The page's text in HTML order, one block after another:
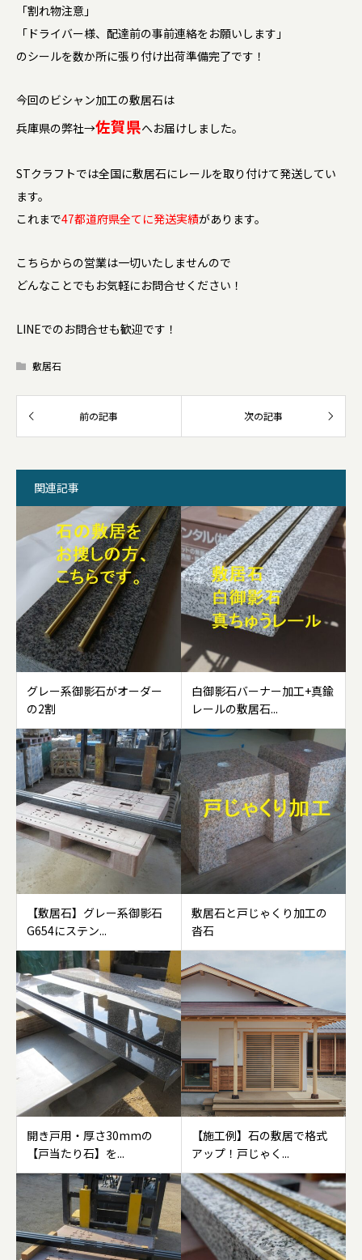
「割れ物注意」
「ドライバー様、配達前の事前連絡をお願いします」
のシールを数か所に張り付け出荷準備完了です！
今回のビシャン加工の敷居石は
兵庫県の弊社→佐賀県へお届けしました。
STクラフトでは全国に敷居石にレールを取り付けて発送してい
ます。
これまで47都道府県全てに発送実績があります。
こちらからの営業は一切いたしませんので
どんなことでもお気軽にお問合せください！
LINEでのお問合せも歓迎です！
敷居石
関連記事
グレー系御影石がオーダー
の2割
白御影石バーナー加工+真鍮
レールの敷居石...
【敷居石】グレー系御影石
G654にステン...
敷居石と戸じゃくり加工の
沓石
開き戸用・厚さ30mmの
【戸当たり石】を...
【施工例】石の敷居で格式
アップ！戸じゃく...